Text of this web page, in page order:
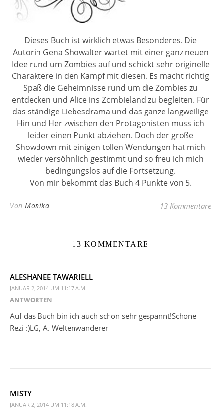
Dieses Buch ist wirklich etwas Besonderes. Die
Autorin Gena Showalter wartet mit einer ganz neuen
Idee rund um Zombies auf und schickt sehr originelle
Charaktere in den Kampf mit diesen. Es macht richtig
Spaß die Geheimnisse rund um die Zombies zu
entdecken und Alice ins Zombieland zu begleiten. Für
das ständige Liebesdrama und das ganze langweilige
Hin und Her zwischen den Protagonisten muss ich
leider einen Punkt abziehen. Doch der große
Showdown mit einigen tollen Wendungen hat mich
wieder versöhnlich gestimmt und so freu ich mich
bedingungslos auf die Fortsetzung.
Von mir bekommt das Buch 4 Punkte von 5.
Von Monika 13 Kommentare
13 KOMMENTARE
ALESHANEE TAWARIELL
JANUAR 2, 2014 UM 11:17 A.M.
ANTWORTEN
Auf das Buch bin ich auch schon sehr gespannt!Schöne
Rezi :)LG, A. Weltenwanderer
MISTY
JANUAR 2, 2014 UM 11:18 A.M.